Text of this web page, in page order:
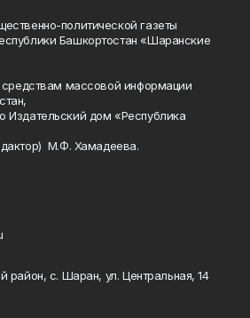
политической газеты
Башкортостан «Шаранские
средствам массовой информации
Издательский дом «Республика
М.Ф. Хамадеева.
район, с. Шаран, ул. Центральная, 14